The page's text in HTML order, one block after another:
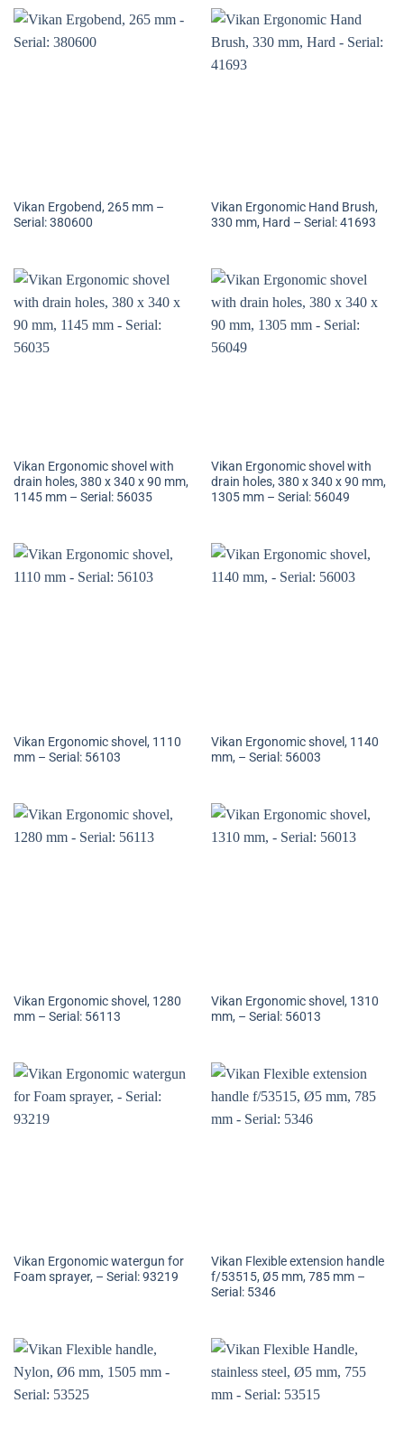
Vikan Ergobend, 265 mm –
Serial: 380600
Vikan Ergonomic Hand Brush,
330 mm, Hard – Serial: 41693
Vikan Ergonomic shovel with
drain holes, 380 x 340 x 90 mm,
1145 mm – Serial: 56035
Vikan Ergonomic shovel with
drain holes, 380 x 340 x 90 mm,
1305 mm – Serial: 56049
Vikan Ergonomic shovel, 1110
mm – Serial: 56103
Vikan Ergonomic shovel, 1140
mm, – Serial: 56003
Vikan Ergonomic shovel, 1280
mm – Serial: 56113
Vikan Ergonomic shovel, 1310
mm, – Serial: 56013
Vikan Ergonomic watergun for
Foam sprayer, – Serial: 93219
Vikan Flexible extension handle
f/53515, Ø5 mm, 785 mm –
Serial: 5346